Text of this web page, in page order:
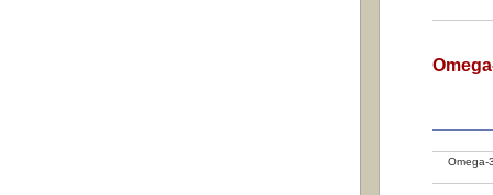
Omega-